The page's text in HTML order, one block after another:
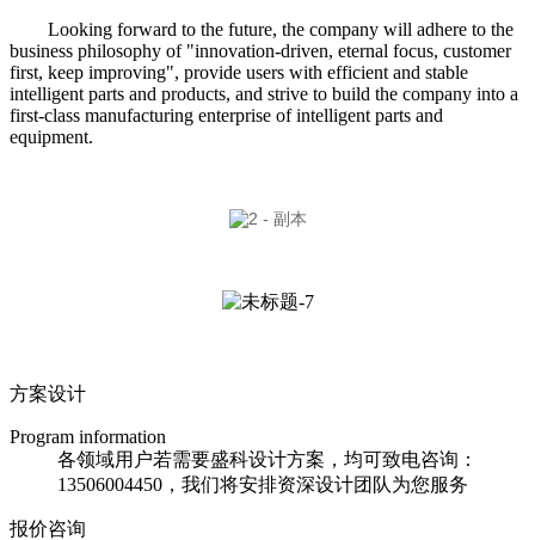
Looking forward to the future, the company will adhere to the
business philosophy of "innovation-driven, eternal focus, customer
first, keep improving", provide users with efficient and stable
intelligent parts and products, and strive to build the company into a
first-class manufacturing enterprise of intelligent parts and
equipment.
方案设计
Program information
各领域用户若需要盛科设计方案，均可致电咨询：
13506004450，我们将安排资深设计团队为您服务
报价咨询